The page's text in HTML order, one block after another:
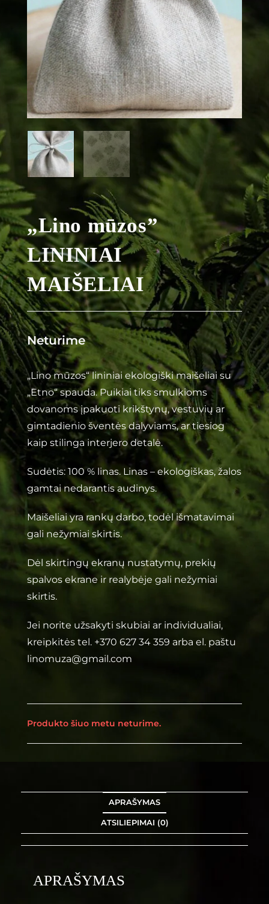
„Lino mūzos”
LININIAI
MAIŠELIAI
Neturime
„Lino mūzos“ lininiai ekologiški maišeliai su
„Etno“ spauda. Puikiai tiks smulkioms
dovanoms įpakuoti krikštynų, vestuvių ar
gimtadienio šventės dalyviams, ar tiesiog
kaip stilinga interjero detalė.
Sudėtis: 100 % linas. Linas – ekologiškas, žalos
gamtai nedarantis audinys.
Maišeliai yra rankų darbo, todėl išmatavimai
gali nežymiai skirtis.
Dėl skirtingų ekranų nustatymų, prekių
spalvos ekrane ir realybėje gali nežymiai
skirtis.
Jei norite užsakyti skubiai ar individualiai,
kreipkitės tel. +370 627 34 359 arba el. paštu
linomuza@gmail.com
Produkto šiuo metu neturime.
APRAŠYMAS
ATSILIEPIMAI (0)
APRAŠYMAS